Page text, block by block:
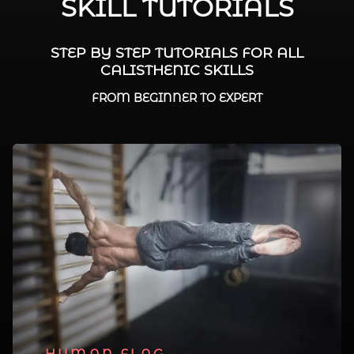
SKILL TUTORIALS
STEP BY STEP TUTORIALS FOR ALL
CALISTHENIC SKILLS
FROM BEGINNER TO EXPERT